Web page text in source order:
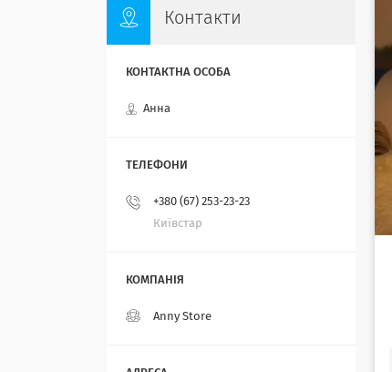
Контакти
Анна
+380 (67) 253-23-23
Київстар
Anny Store